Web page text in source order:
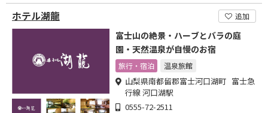
ホテル湖龍 追加
富士山の絶景・ハーブとバラの庭
園・天然温泉が自慢のお宿
旅行・宿泊 温泉旅館
山梨県南都留郡富士河口湖町 富士急
行線 河口湖駅
0555-72-2511